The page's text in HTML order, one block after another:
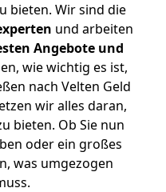
bieten. Wir sind die
und arbeiten
Angebote und
wie wichtig es ist,
nach Velten Geld
wir alles daran,
bieten. Ob Sie nun
oder ein großes
was umgezogen